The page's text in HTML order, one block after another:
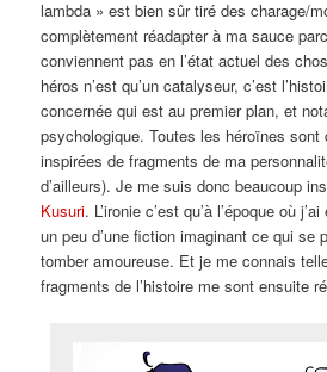
lambda » est bien sûr tiré des charage/
complètement réadapter à ma sauce
conviennent pas en l’état actuel des
héros n’est qu’un catalyseur, c’est
concernée qui est au premier plan, et
psychologique. Toutes les héroïnes sont
inspirées de fragments de ma
d’ailleurs). Je me suis donc beaucoup
Kusuri. L’ironie c’est qu’à l’époque où
un peu d’une fiction imaginant ce qui se
tomber amoureuse. Et je me connais
fragments de l’histoire me sont ensuite